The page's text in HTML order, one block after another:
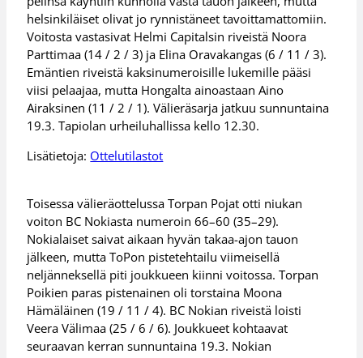
helsinkiläiset olivat jo rynnistäneet tavoittamattomiin.
Voitosta vastasivat Helmi Capitalsin riveistä Noora
Parttimaa (14 / 2 / 3) ja Elina Oravakangas (6 / 11 / 3).
Emäntien riveistä kaksinumeroisille lukemille pääsi
viisi pelaajaa, mutta Hongalta ainoastaan Aino
Airaksinen (11 / 2 / 1). Välieräsarja jatkuu sunnuntaina
19.3. Tapiolan urheiluhallissa kello 12.30.
Lisätietoja: Ottelutilastot
Toisessa välieräottelussa Torpan Pojat otti niukan
voiton BC Nokiasta numeroin 66–60 (35–29).
Nokialaiset saivat aikaan hyvän takaa-ajon tauon
jälkeen, mutta ToPon pistetehtailu viimeisellä
neljänneksellä piti joukkueen kiinni voitossa. Torpan
Poikien paras pistenainen oli torstaina Moona
Hämäläinen (19 / 11 / 4). BC Nokian riveistä loisti
Veera Välimaa (25 / 6 / 6). Joukkueet kohtaavat
seuraavan kerran sunnuntaina 19.3. Nokian